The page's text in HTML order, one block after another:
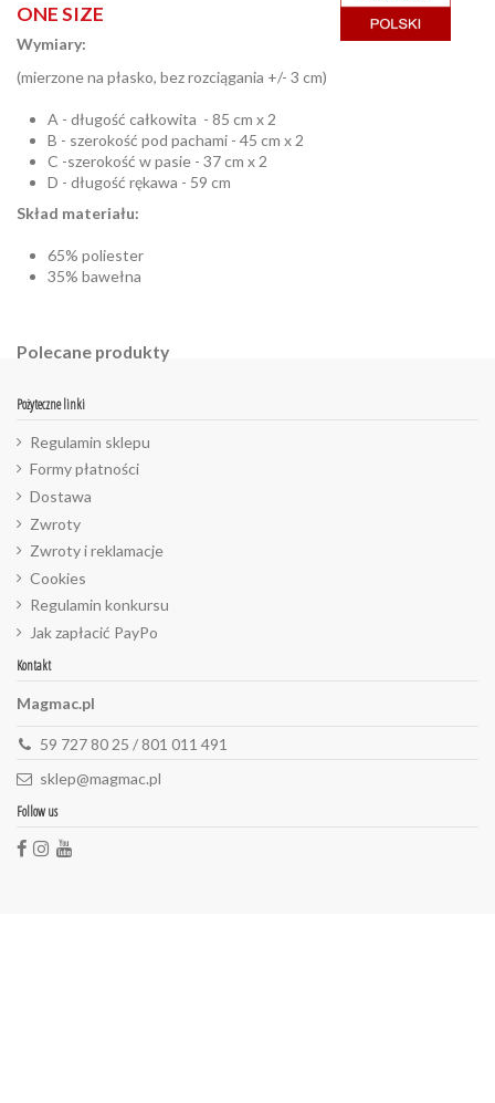
ONE SIZE
Wymiary:
(mierzone na płasko, bez rozciągania +/- 3 cm)
A - długość całkowita - 85 cm x 2
B - szerokość pod pachami - 45 cm x 2
C -szerokość w pasie - 37 cm x 2
D - długość rękawa - 59 cm
Skład materiału:
65% poliester
35% bawełna
Polecane produkty
Pożyteczne linki
Regulamin sklepu
Formy płatności
Dostawa
Zwroty
Zwroty i reklamacje
Cookies
Regulamin konkursu
Jak zapłacić PayPo
Kontakt
Magmac.pl
59 727 80 25 / 801 011 491
sklep@magmac.pl
Follow us